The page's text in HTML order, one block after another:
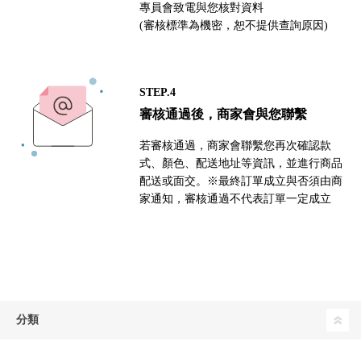
專員會致電與您核對資料
(審核標準為機密，恕不提供查詢原因)
STEP.4
審核通過後，商家會與您聯繫
若審核通過，商家會聯繫您再次確認款
式、顏色、配送地址等資訊，並進行商品
配送或面交。※最終訂單成立與否須由商
家通知，審核通過不代表訂單一定成立
分類